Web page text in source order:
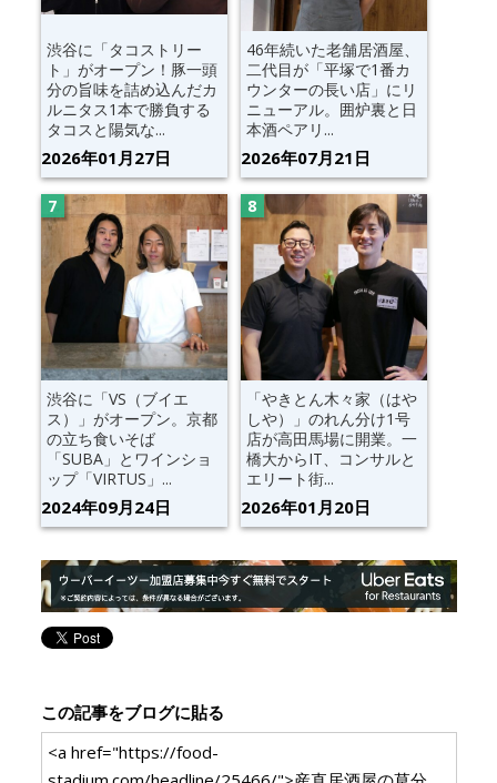
渋谷に「タコストリー
ト」がオープン！豚一頭
分の旨味を詰め込んだカ
ルニタス1本で勝負する
タコスと陽気な...
2026年01月27日
46年続いた老舗居酒屋、
二代目が「平塚で1番カ
ウンターの長い店」にリ
ニューアル。囲炉裏と日
本酒ペアリ...
2026年07月21日
渋谷に「VS（ブイエ
ス）」がオープン。京都
の立ち食いそば
「SUBA」とワインショ
ップ「VIRTUS」...
2024年09月24日
「やきとん木々家（はや
しや）」のれん分け1号
店が高田馬場に開業。一
橋大からIT、コンサルと
エリート街...
2026年01月20日
この記事をブログに貼る
<a href="https://food-